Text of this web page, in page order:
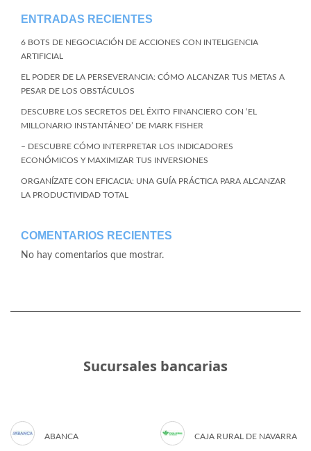
ENTRADAS RECIENTES
6 BOTS DE NEGOCIACIÓN DE ACCIONES CON INTELIGENCIA
ARTIFICIAL
EL PODER DE LA PERSEVERANCIA: CÓMO ALCANZAR TUS METAS A
PESAR DE LOS OBSTÁCULOS
DESCUBRE LOS SECRETOS DEL ÉXITO FINANCIERO CON ‘EL
MILLONARIO INSTANTÁNEO’ DE MARK FISHER
– DESCUBRE CÓMO INTERPRETAR LOS INDICADORES
ECONÓMICOS Y MAXIMIZAR TUS INVERSIONES
ORGANÍZATE CON EFICACIA: UNA GUÍA PRÁCTICA PARA ALCANZAR
LA PRODUCTIVIDAD TOTAL
COMENTARIOS RECIENTES
No hay comentarios que mostrar.
Sucursales bancarias
ABANCA CAJA RURAL DE NAVARRA